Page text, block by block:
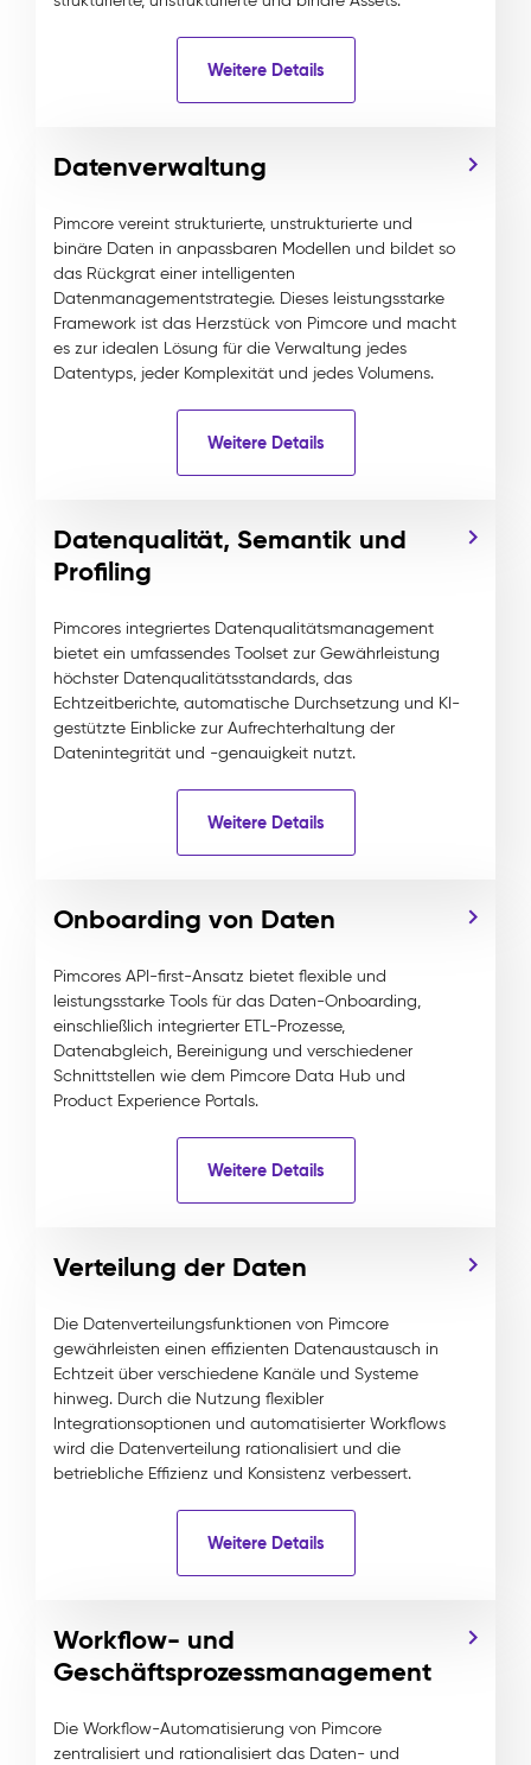
Weitere Details
Datenverwaltung
Pimcore vereint strukturierte, unstrukturierte und
binäre Daten in anpassbaren Modellen und bildet so
das Rückgrat einer intelligenten
Datenmanagementstrategie. Dieses leistungsstarke
Framework ist das Herzstück von Pimcore und macht
es zur idealen Lösung für die Verwaltung jedes
Datentyps, jeder Komplexität und jedes Volumens.
Weitere Details
Datenqualität, Semantik und
Profiling
Pimcores integriertes Datenqualitätsmanagement
bietet ein umfassendes Toolset zur Gewährleistung
höchster Datenqualitätsstandards, das
Echtzeitberichte, automatische Durchsetzung und KI-
gestützte Einblicke zur Aufrechterhaltung der
Datenintegrität und -genauigkeit nutzt.
Weitere Details
Onboarding von Daten
Pimcores API-first-Ansatz bietet flexible und
leistungsstarke Tools für das Daten-Onboarding,
einschließlich integrierter ETL-Prozesse,
Datenabgleich, Bereinigung und verschiedener
Schnittstellen wie dem Pimcore Data Hub und
Product Experience Portals.
Weitere Details
Verteilung der Daten
Die Datenverteilungsfunktionen von Pimcore
gewährleisten einen effizienten Datenaustausch in
Echtzeit über verschiedene Kanäle und Systeme
hinweg. Durch die Nutzung flexibler
Integrationsoptionen und automatisierter Workflows
wird die Datenverteilung rationalisiert und die
betriebliche Effizienz und Konsistenz verbessert.
Weitere Details
Workflow- und
Geschäftsprozessmanagement
Die Workflow-Automatisierung von Pimcore
zentralisiert und rationalisiert das Daten- und